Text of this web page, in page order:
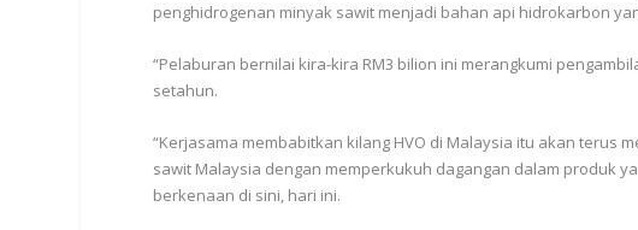
penghidrogenan minyak sawit menjadi bahan api hidrokarbon
“Pelaburan bernilai kira-kira RM3 bilion ini merangkumi
setahun.
“Kerjasama membabitkan kilang HVO di Malaysia itu akan
sawit Malaysia dengan memperkukuh dagangan dalam produk
berkenaan di sini, hari ini.